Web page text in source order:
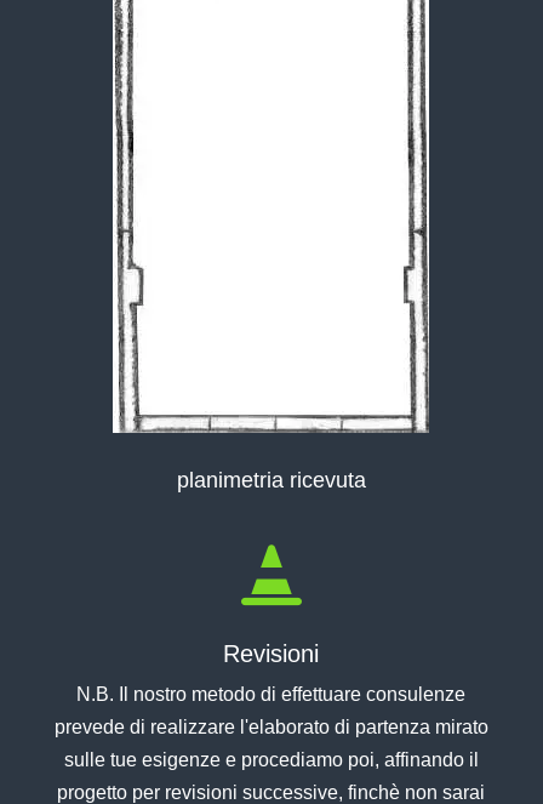
planimetria ricevuta

Revisioni
N.B. Il nostro metodo di effettuare consulenze
prevede di realizzare l'elaborato di partenza mirato
sulle tue esigenze e procediamo poi, affinando il
progetto per revisioni successive, finchè non sarai